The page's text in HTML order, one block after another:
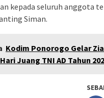
kepada seluruh anggota
Siman.
Kodim Ponorogo Gelar
Juang TNI AD Tahun